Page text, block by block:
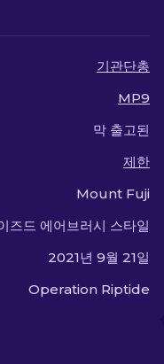
기관단총
MP9
막 출고된
제한
Mount Fuji
즈드 에어브러시 스타일
2021년 9월 21일
Operation Riptide